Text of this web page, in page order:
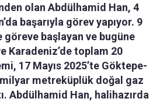
olan Abdülhamid Han, 4
başarıyla görev yapıyor. 9
göreve başlayan ve bugüne
Karadeniz’de toplam 20
17 Mayıs 2025’te Göktepe-
metreküplük doğal gaz
Abdülhamid Han, halihazırda